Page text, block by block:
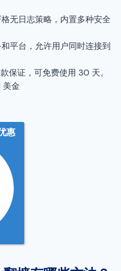
无日志策略，内置多种安全
平台，允许用户同时连接到
保证，可免费使用 30 天。
美金
惠